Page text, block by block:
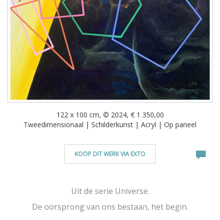
122 x 100 cm, © 2024, € 1 350,00
Tweedimensionaal | Schilderkunst | Acryl | Op paneel
KOOP DIT WERK VIA EXTO
Uit de serie Universe.
De oorsprong van ons bestaan, het begin.